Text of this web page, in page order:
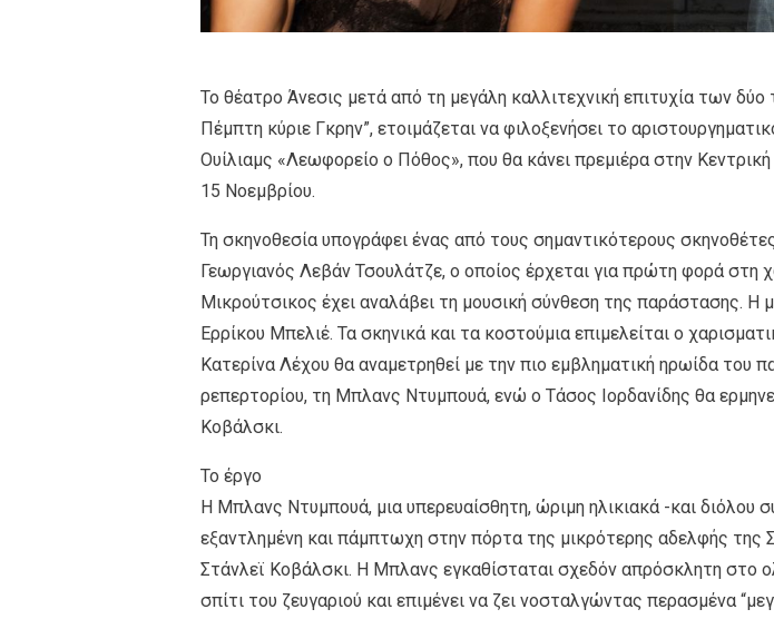
Το θέατρο Άνεσις μετά από τη μεγάλη καλλιτεχνική επιτυχία των
Πέμπτη κύριε Γκρην”, ετοιμάζεται να φιλοξενήσει το
Ουίλιαμς «Λεωφορείο ο Πόθος», που θα κάνει πρεμιέρα στην
15 Νοεμβρίου.
Τη σκηνοθεσία υπογράφει ένας από τους σημαντικότερους
Γεωργιανός Λεβάν Τσουλάτζε, ο οποίος έρχεται για πρώτη φορά
Μικρούτσικος έχει αναλάβει τη μουσική σύνθεση της παράστασης. Η
Ερρίκου Μπελιέ. Τα σκηνικά και τα κοστούμια επιμελείται ο
Κατερίνα Λέχου θα αναμετρηθεί με την πιο εμβληματική ηρωίδα του
ρεπερτορίου, τη Μπλανς Ντυμπουά, ενώ ο Τάσος Ιορδανίδης θα
Κοβάλσκι.
Το έργο
Η Μπλανς Ντυμπουά, μια υπερευαίσθητη, ώριμη ηλικιακά -και διόλου
εξαντλημένη και πάμπτωχη στην πόρτα της μικρότερης αδελφής της
Στάνλεϊ Κοβάλσκι. Η Μπλανς εγκαθίσταται σχεδόν απρόσκλητη στο
σπίτι του ζευγαριού και επιμένει να ζει νοσταλγώντας περασμένα